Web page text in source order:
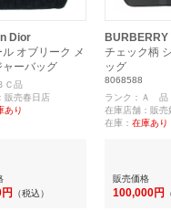
Dior
オブリーク メ
ャーバッグ
Ｃ品
販売春日店
あり
（税込）
BURBERRY
チェック柄
ッグ
8068588
ランク：Ａ 品
在庫店舗：販売
在庫： 在庫あり
販売価格
100,000円